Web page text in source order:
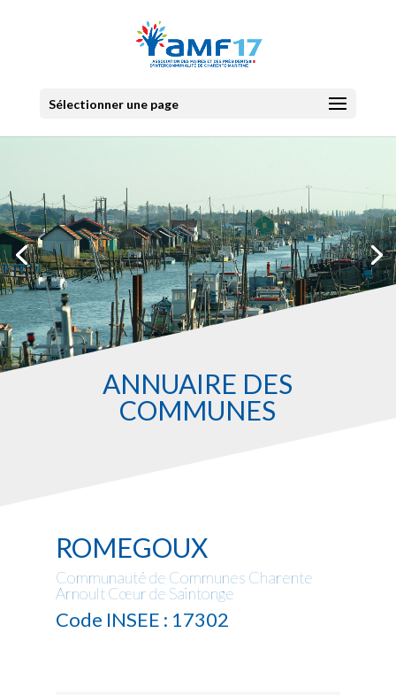
Sélectionner une page
ANNUAIRE DES
COMMUNES
ROMEGOUX
Communauté de Communes Charente
Arnoult Cœur de Saintonge
Code INSEE : 17302